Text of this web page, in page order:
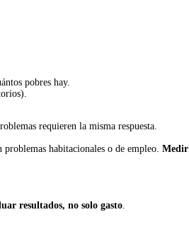
pobres hay.
requieren la misma respuesta.
habitacionales o de empleo. Medir
resultados, no solo gasto.